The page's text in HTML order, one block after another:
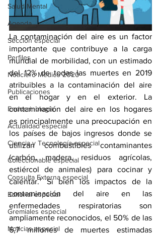
Salud Mental
Agenda
Sección especial
Perfiles
Noticiero Médico 2020
Publicaciones
Endocrinología
Actualidad especial
Ciencia y Tecnología especial
Coleccionable especial
Consulta Externa especial
Editorial especial
Gremiales especial
Noticias especial
La contaminación del aire es un factor
importante que contribuye a la carga
mundial de morbilidad, con un estimado
del 12% de todas las muertes en 2019
atribuibles a la contaminación del aire
en el hogar y en el exterior. La
contaminación del aire en los hogares
es principalmente una preocupación en
los países de bajos ingresos donde se
utilizan combustibles contaminantes
(carbón, madera, residuos agrícolas,
estiércol de animales) para cocinar y
calentar.¹ Si bien los impactos de la
contaminación del aire en las
enfermedades respiratorias son
ampliamente reconocidos, el 50% de las
6,7 millones de muertes estimadas